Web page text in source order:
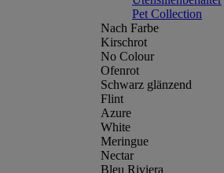
Pet Collection
Nach Farbe
Kirschrot
No Colour
Ofenrot
Schwarz glänzend
Flint
Azure
White
Meringue
Nectar
Bleu Riviera